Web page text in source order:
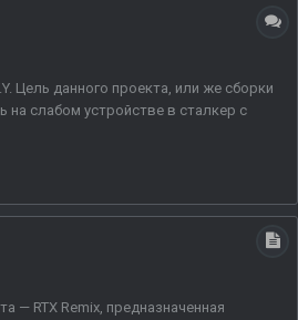
Цель данного проекта, или же сборки
на слабом устройстве в сталкер с
— RTX Remix, предназначенная